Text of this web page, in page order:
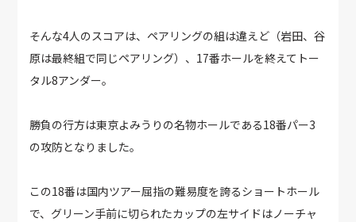
そんな4人のスコアは、ペアリングの組は違えど（岩田、谷
原は最終組で同じペアリング）、17番ホールを終えてトー
タル8アンダー。
勝負の行方は東京よみうりの名物ホールである18番パー3
の攻防となりました。
この18番は国内ツアー屈指の難易度を誇るショートホール
で、グリーン手前に切られたカップの左サイドはノーチャ